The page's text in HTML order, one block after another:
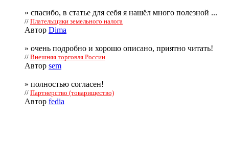
» спасибо, в статье для себя я нашёл много полезной ...
// Плательщики земельного налога
Автор Dima
» очень подробно и хорошо описано, приятно читать!
// Внешняя торговля России
Автор sem
» полностью согласен!
// Партнерство (товарищество)
Автор fedia